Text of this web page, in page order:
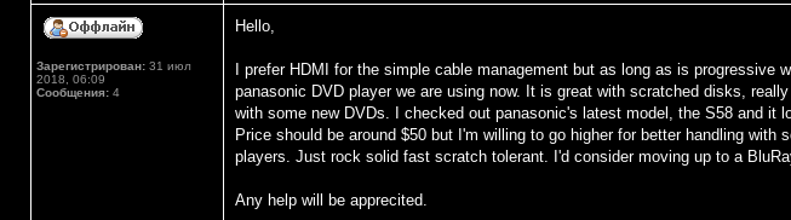
Зарегистрирован: 31 июл
2018, 06:09
Сообщения: 4
Hello,
I prefer HDMI for the simple cable management but as long as is
panasonic DVD player we are using now. It is great with scratched disks,
with some new DVDs. I checked out panasonic's latest model, the S58 and it
Price should be around $50 but I'm willing to go higher for better handling
players. Just rock solid fast scratch tolerant. I'd consider moving up to a
Any help will be apprecited.